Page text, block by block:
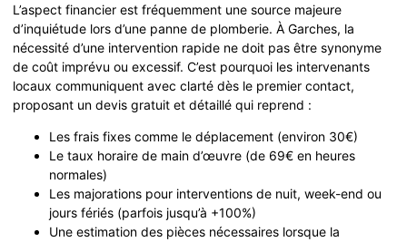
L’aspect financier est fréquemment une source majeure
d’inquiétude lors d’une panne de plomberie. À Garches, la
nécessité d’une intervention rapide ne doit pas être synonyme
de coût imprévu ou excessif. C’est pourquoi les intervenants
locaux communiquent avec clarté dès le premier contact,
proposant un devis gratuit et détaillé qui reprend :
Les frais fixes comme le déplacement (environ 30€)
Le taux horaire de main d’œuvre (de 69€ en heures
normales)
Les majorations pour interventions de nuit, week-end ou
jours fériés (parfois jusqu’à +100%)
Une estimation des pièces nécessaires lorsque la